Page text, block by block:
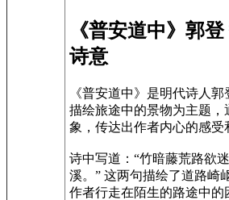
《普安道中》郭
诗意
《普安道中》是明代诗人
描绘旅途中的景物为主题，
象，传达出作者内心的感受
诗中写道：“竹暗藤荒路欲
溪。” 这两句描绘了道路崎
作者行走在陌生的路途中的